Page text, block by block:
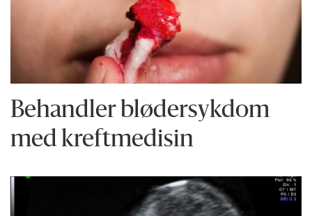
Behandler blødersykdom
med kreftmedisin